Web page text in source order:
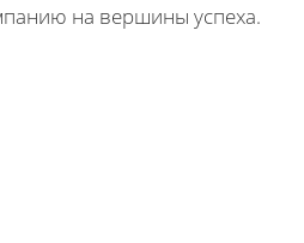
на вершины успеха.